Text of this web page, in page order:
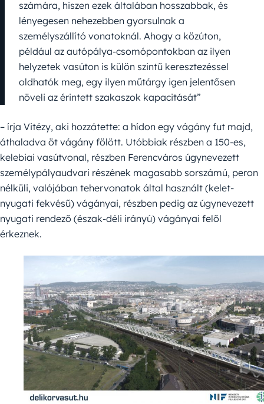
számára, hiszen ezek általában hosszabbak, és
lényegesen nehezebben gyorsulnak a
személyszállító vonatoknál. Ahogy a közúton,
például az autópálya-csomópontokban az ilyen
helyzetek vasúton is külön szintű keresztezéssel
oldhatók meg, egy ilyen műtárgy igen jelentősen
növeli az érintett szakaszok kapacitását”
– írja Vitézy, aki hozzátette: a hídon egy vágány fut majd,
áthaladva öt vágány fölött. Utóbbiak részben a 150-es,
kelebiai vasútvonal, részben Ferencváros úgynevezett
személypályaudvari részének magasabb sorszámú, peron
nélküli, valójában tehervonatok által használt (kelet-
nyugati fekvésű) vágányai, részben pedig az úgynevezett
nyugati rendező (észak-déli irányú) vágányai felől
érkeznek.